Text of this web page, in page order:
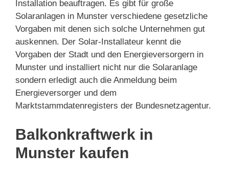
Installation beauftragen. Es gibt für große
Solaranlagen in Munster verschiedene gesetzliche
Vorgaben mit denen sich solche Unternehmen gut
auskennen. Der Solar-Installateur kennt die
Vorgaben der Stadt und den Energieversorgern in
Munster und installiert nicht nur die Solaranlage
sondern erledigt auch die Anmeldung beim
Energieversorger und dem
Marktstammdatenregisters der Bundesnetzagentur.
Balkonkraftwerk in
Munster kaufen